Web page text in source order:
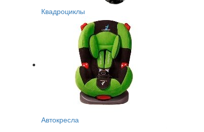
Квадроциклы
Автокресла